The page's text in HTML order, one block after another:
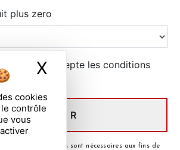
cookies
contrôle
vous
X Masquer le
plus zero
case, j'accepte les conditions
dessous **
ENVOYER
communiquées sont nécessaires aux fins de